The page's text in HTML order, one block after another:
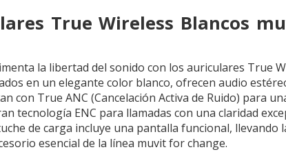
True Wireless Blancos
la libertad del sonido con los auriculares True
en un elegante color blanco, ofrecen audio
con True ANC (Cancelación Activa de Ruido) para
tecnología ENC para llamadas con una claridad
de carga incluye una pantalla funcional, llevando
esencial de la línea muvit for change.